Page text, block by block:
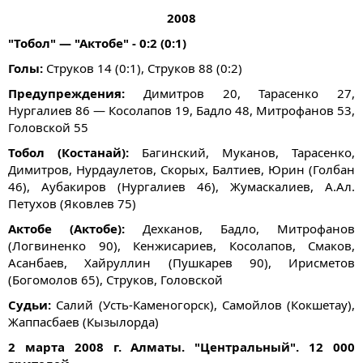
2008
"Тобол" — "Актобе" - 0:2 (0:1)
Голы: Струков 14 (0:1), Струков 88 (0:2)
Предупреждения: Димитров 20, Тарасенко 27,
Нургалиев 86 — Косолапов 19, Бадло 48, Митрофанов 53,
Головской 55
Тобол (Костанай): Багинский, Муканов, Тарасенко,
Димитров, Нурдаулетов, Скорых, Балтиев, Юрин (Голбан
46), Аубакиров (Нургалиев 46), Жумаскалиев, А.Ал.
Петухов (Яковлев 75)
Актобе (Актобе): Дехканов, Бадло, Митрофанов
(Логвиненко 90), Кенжисариев, Косолапов, Смаков,
Асанбаев, Хайруллин (Пушкарев 90), Ирисметов
(Богомолов 65), Струков, Головской
Судьи: Салий (Усть-Каменогорск), Самойлов (Кокшетау),
Жаппасбаев (Кызылорда)
2 марта 2008 г. Алматы. "Центральный". 12 000